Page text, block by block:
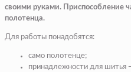
своими руками. Приспособление
полотенца.
Для работы понадобятся:
само полотенце;
принадлежности для шитья